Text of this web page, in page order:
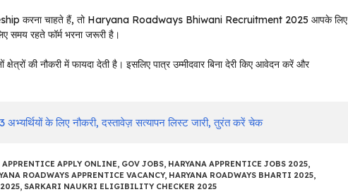
करना चाहते हैं, तो Haryana Roadways Bhiwani Recruitment 2025 आपके लिए
समय रहते फॉर्म भरना जरूरी है।
की नौकरी में फायदा देती है। इसलिए पात्र उम्मीदवार बिना देरी किए आवेदन करें और
के लिए नौकरी, दस्तावेज़ सत्यापन लिस्ट जारी, तुरंत करें चेक
APPLY ONLINE GOV JOBS HARYANA APPRENTICE JOBS 2025
ROADWAYS APPRENTICE VACANCY, HARYANA ROADWAYS BHARTI 2025
SARKARI NAUKRI ELIGIBILITY CHECKER 2025